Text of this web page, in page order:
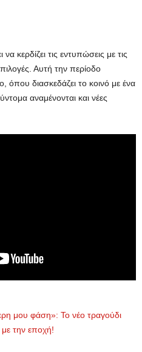
κερδίζει τις εντυπώσεις με τις
Αυτή την περίοδο
όπου διασκεδάζει το κοινό με ένα
αναμένονται και νέες
μου φάση»: Το νέο τραγούδι
με την εποχή!